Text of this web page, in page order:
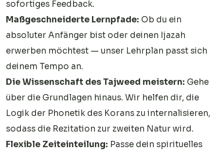
sofortiges Feedback.
Maßgeschneiderte Lernpfade: Ob du ein
absoluter Anfänger bist oder deinen Ijazah
erwerben möchtest — unser Lehrplan passt sich
deinem Tempo an.
Die Wissenschaft des Tajweed meistern: Gehe
über die Grundlagen hinaus. Wir helfen dir, die
Logik der Phonetik des Korans zu internalisieren,
sodass die Rezitation zur zweiten Natur wird.
Flexible Zeiteinteilung: Passe dein spirituelles